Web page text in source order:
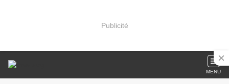
Publicité
MENU